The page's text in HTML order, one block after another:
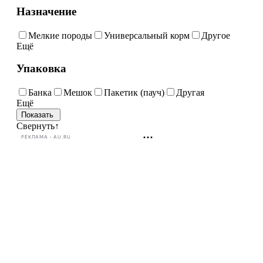
Назначение
Мелкие породы Универсальный корм
Другое
Ещё
Упаковка
Банка Мешок Пакетик (пауч)
Другая
Ещё
Свернуть↑
РЕКЛАМА • AU.RU